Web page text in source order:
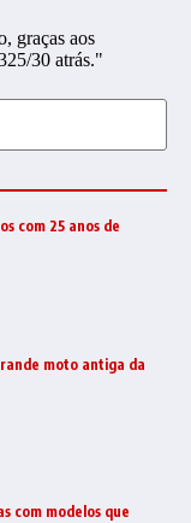
com 25 anos de
moto antiga da
com modelos que